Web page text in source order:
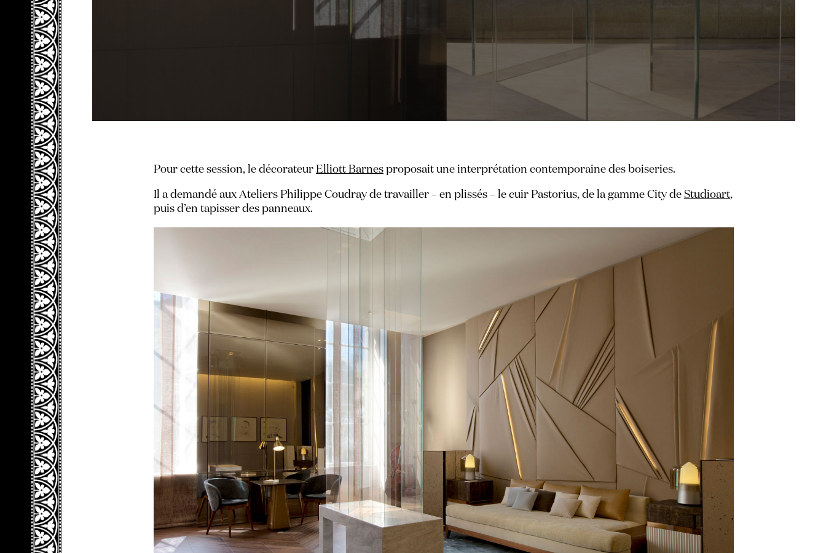
Pour cette session, le décorateur Elliott Barnes proposait une interprétation contemporaine des boiseries.
Il a demandé aux Ateliers Philippe Coudray de travailler – en plissés – le cuir Pastorius, de la gamme City de Studioart,
puis d’en tapisser des panneaux.